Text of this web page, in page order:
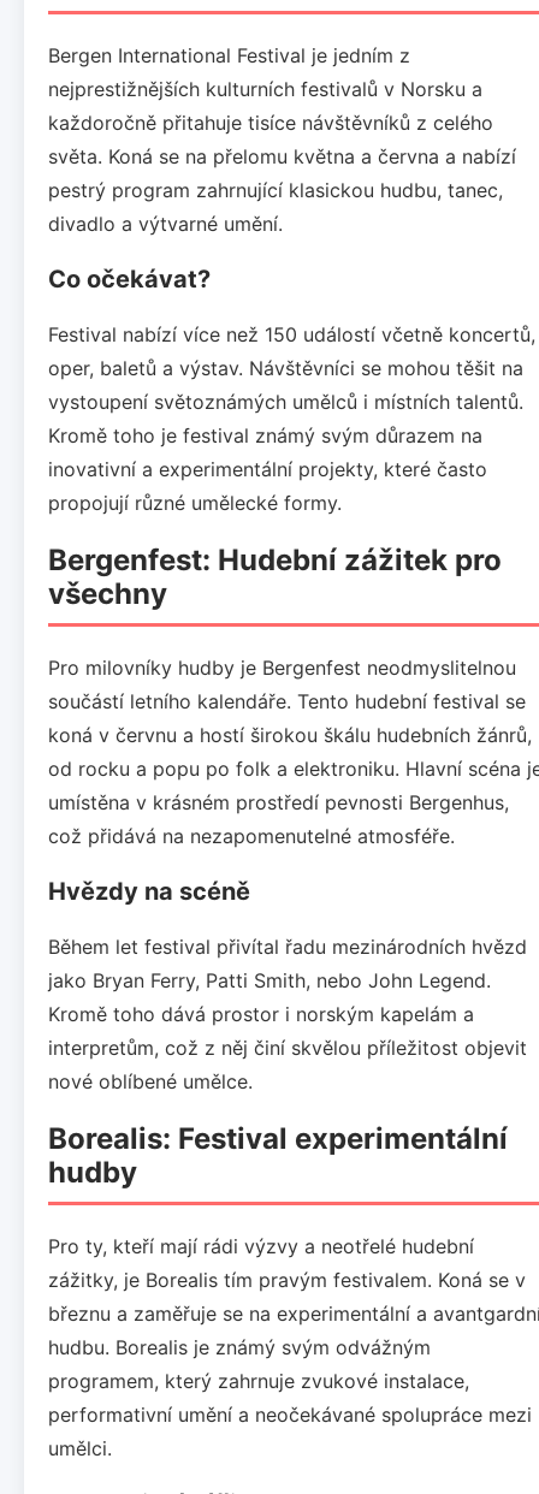
Bergen International Festival je jedním z
nejprestižnějších kulturních festivalů v Norsku a
každoročně přitahuje tisíce návštěvníků z celého
světa. Koná se na přelomu května a června a nabízí
pestrý program zahrnující klasickou hudbu, tanec,
divadlo a výtvarné umění.
Co očekávat?
Festival nabízí více než 150 událostí včetně koncertů,
oper, baletů a výstav. Návštěvníci se mohou těšit na
vystoupení světoznámých umělců i místních talentů.
Kromě toho je festival známý svým důrazem na
inovativní a experimentální projekty, které často
propojují různé umělecké formy.
Bergenfest: Hudební zážitek pro
všechny
Pro milovníky hudby je Bergenfest neodmyslitelnou
součástí letního kalendáře. Tento hudební festival se
koná v červnu a hostí širokou škálu hudebních žánrů,
od rocku a popu po folk a elektroniku. Hlavní scéna
umístěna v krásném prostředí pevnosti Bergenhus,
což přidává na nezapomenutelné atmosféře.
Hvězdy na scéně
Během let festival přivítal řadu mezinárodních hvězd
jako Bryan Ferry, Patti Smith, nebo John Legend.
Kromě toho dává prostor i norským kapelám a
interpretům, což z něj činí skvělou příležitost objevit
nové oblíbené umělce.
Borealis: Festival experimentální
hudby
Pro ty, kteří mají rádi výzvy a neotřelé hudební
zážitky, je Borealis tím pravým festivalem. Koná se v
březnu a zaměřuje se na experimentální a
hudbu. Borealis je známý svým odvážným
programem, který zahrnuje zvukové instalace,
performativní umění a neočekávané spolupráce mezi
umělci.